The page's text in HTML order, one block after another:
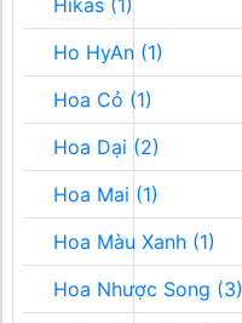
Hikas (1)
Ho HyAn (1)
Hoa Cỏ (1)
Hoa Dại (2)
Hoa Mai (1)
Hoa Màu Xanh (1)
Hoa Nhược Song (3)